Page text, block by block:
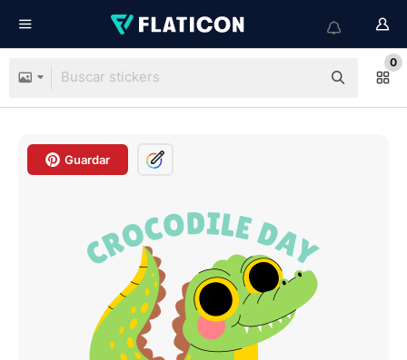
0
Guardar